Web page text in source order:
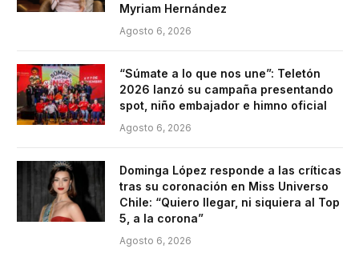
Myriam Hernández
Agosto 6, 2026
“Súmate a lo que nos une”: Teletón
2026 lanzó su campaña presentando
spot, niño embajador e himno oficial
Agosto 6, 2026
Dominga López responde a las críticas
tras su coronación en Miss Universo
Chile: “Quiero llegar, ni siquiera al Top
5, a la corona”
Agosto 6, 2026